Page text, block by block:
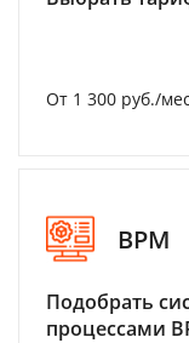
От 1 300 руб./
BPM
Подобрать
процессами